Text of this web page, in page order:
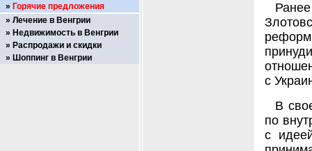
с
В
по
с
Горячие предложения
Лечение в Венгрии
Недвижимость в Венгрии
Распродажи и скидки
Шоппинг в Венгрии